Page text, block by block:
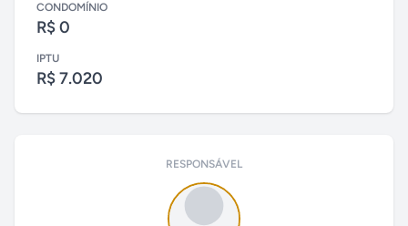
CONDOMÍNIO
R$ 0
IPTU
R$ 7.020
RESPONSÁVEL